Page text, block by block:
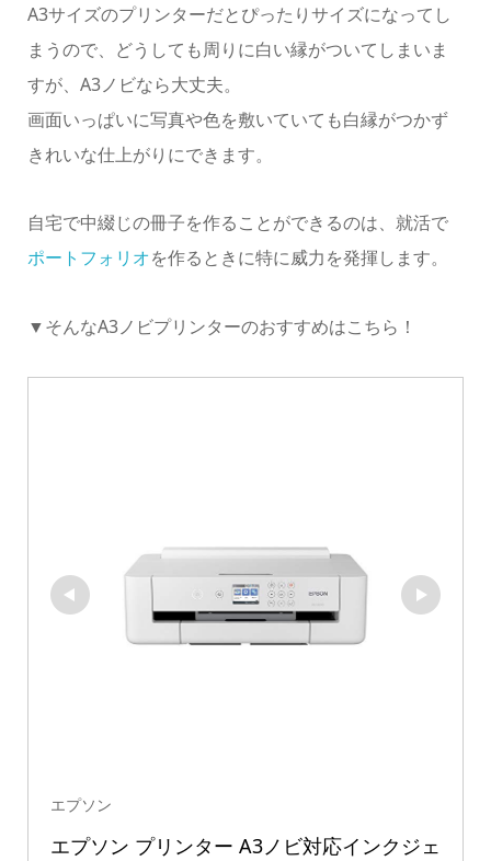
A3サイズのプリンターだとぴったりサイズになってし
まうので、どうしても周りに白い縁がついてしまいま
すが、A3ノビなら大丈夫。
画面いっぱいに写真や色を敷いていても白縁がつかず
きれいな仕上がりにできます。
自宅で中綴じの冊子を作ることができるのは、就活で
ポートフォリオを作るときに特に威力を発揮します。
▼そんなA3ノビプリンターのおすすめはこちら！
エプソン
エプソン プリンター A3ノビ対応インクジェ